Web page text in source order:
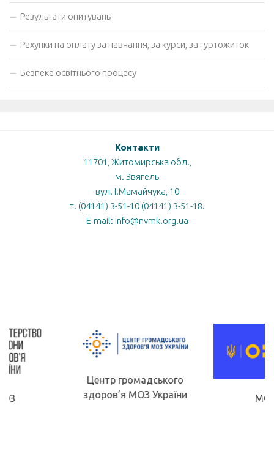
Результати опитувань
Рахунки на оплату за навчання, за курси, за гуртожиток
Безпека освітнього процесу
Контакти
11701, Житомирська обл.,
м. Звягель
вул. І.Мамайчука, 10
т. (04141) 3-51-10 (04141) 3-51-18.
E-mail: info@nvmk.org.ua
Центр громадського
здоров’я МОЗ України